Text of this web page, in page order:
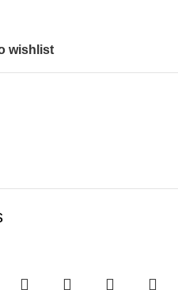
wishlist